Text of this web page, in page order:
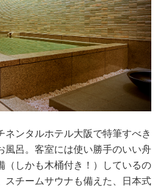
ネンタルホテル大阪で特筆すべき
風呂。客室には使い勝手のいい舟
（しかも木桶付き！）しているの
スチームサウナも備えた、日本式